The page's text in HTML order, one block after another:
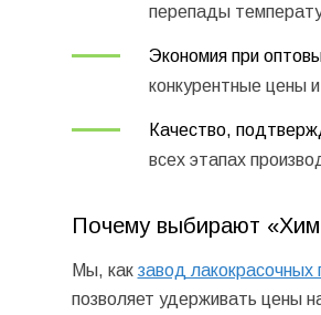
перепады
Экономия при
конкурентные цены
Качество,
всех этапах
Почему выбирают
Мы, как завод лакокрасочных
позволяет удерживать цены